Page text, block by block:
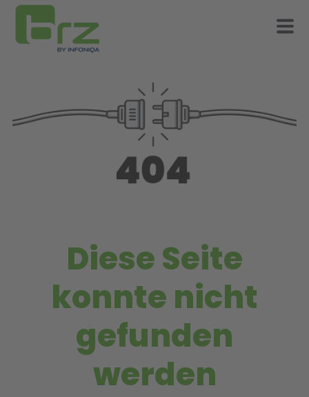
Diese Seite
konnte nicht
gefunden
werden